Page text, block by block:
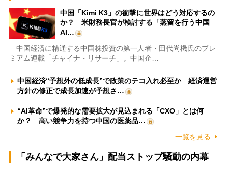
中国「Kimi K3」の衝撃に世界はどう対応するの
か？ 米財務長官が検討する「蒸留を行う中国
AI…
中国経済に精通する中国株投資の第一人者・田代尚機氏のプレ
ミアム連載「チャイナ・リサーチ」。中国企…
中国経済“予想外の低成長”で政策のテコ入れ必至か 経済運営
方針の修正で成長加速が予想さ…
“AI革命”で爆発的な需要拡大が見込まれる「CXO」とは何
か？ 高い競争力を持つ中国の医薬品…
一覧を見る
「みんなで大家さん」配当ストップ騒動の内幕